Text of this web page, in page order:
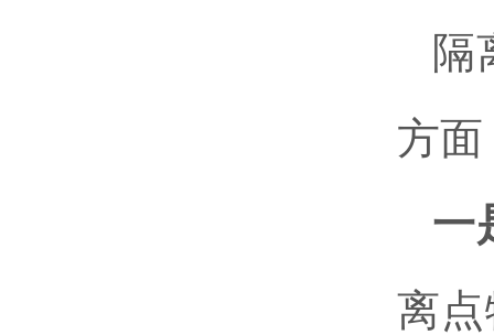
隔
方面
一
离